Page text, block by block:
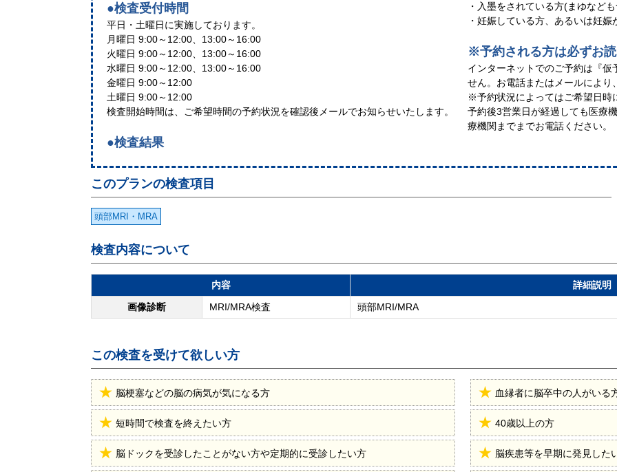
●検査受付時間
平日・土曜日に実施しております。
月曜日 9:00～12:00、13:00～16:00
火曜日 9:00～12:00、13:00～16:00
水曜日 9:00～12:00、13:00～16:00
金曜日 9:00～12:00
土曜日 9:00～12:00
検査開始時間は、ご希望時間の予約状況を確認後メールでお知らせいたします。
●検査結果
・入墨をされている方(まゆなど
・妊娠している方、あるいは妊娠
※予約される方は必ずお
インターネットでのご予約は『仮
せん。お電話またはメールにより
※予約状況によってはご希望日時
予約後3営業日が経過しても医療
療機関までまでお電話ください。
このプランの検査項目
頭部MRI・MRA
検査内容について
内容
詳細説明
画像診断
MRI/MRA検査 頭部MRI/MRA
この検査を受けて欲しい方
脳梗塞などの脳の病気が気になる方 血縁者に脳卒中の人がいる
短時間で検査を終えたい方 40歳以上の方
脳ドックを受診したことがない方や定期的に受診したい方 脳疾患等を早期に発見した